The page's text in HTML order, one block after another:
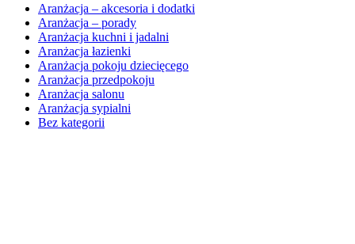
Aranżacja – akcesoria i dodatki
Aranżacja – porady
Aranżacja kuchni i jadalni
Aranżacja łazienki
Aranżacja pokoju dziecięcego
Aranżacja przedpokoju
Aranżacja salonu
Aranżacja sypialni
Bez kategorii